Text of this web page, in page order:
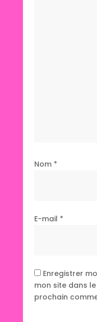
Nom *
E-mail *
Enregistrer
mon site dans
prochain